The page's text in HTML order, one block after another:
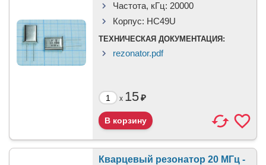
Частота, кГц: 20000
Корпус: HC49U
ТЕХНИЧЕСКАЯ ДОКУМЕНТАЦИЯ:
rezonator.pdf
x 15₽
Кварцевый резонатор 20 МГц -